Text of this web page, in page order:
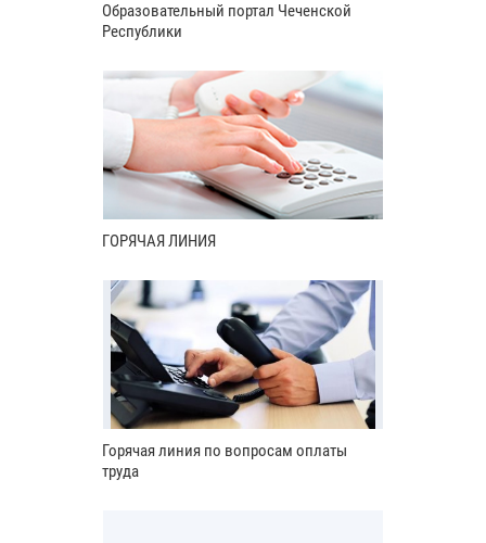
Образовательный портал Чеченской
Республики
ГОРЯЧАЯ ЛИНИЯ
Горячая линия по вопросам оплаты
труда